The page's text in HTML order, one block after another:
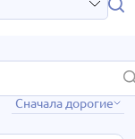
1 курс
3 курса
Сначала дорогие